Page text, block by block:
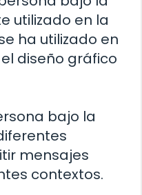
utilizado en la
ha utilizado en
diseño gráfico
bajo la
mensajes
contextos.